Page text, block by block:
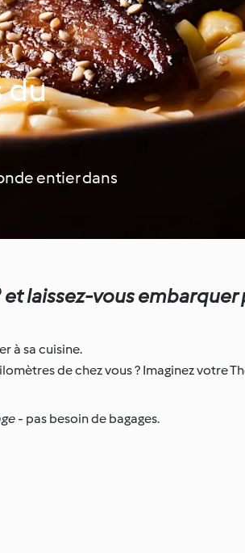
du
entier dans
laissez-vous embarquer
à sa cuisine.
de chez vous ? Imaginez votre
- pas besoin de bagages.